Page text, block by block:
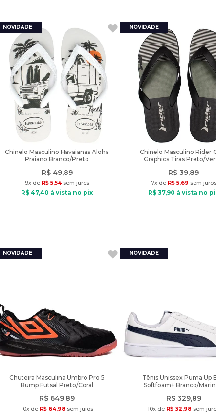
Chinelo Masculino Havaianas Aloha
Praiano Branco/Preto
R$ 49,89
9x de R$ 5,54sem juros
R$ 47,40 à vista no pix
Chinelo Masculino Rider
Graphics Tiras Preto/
R$ 39,89
7x de R$ 5,69 sem juros
R$ 37,90 à vista no
Chuteira Masculina Umbro Pro 5
Bump Futsal Preto/Coral
R$ 649,89
10x de R$ 64,98 sem juros
Tênis Unissex Puma Up
Softfoam+ Branco/
R$ 329,89
10x de R$ 32,98 sem